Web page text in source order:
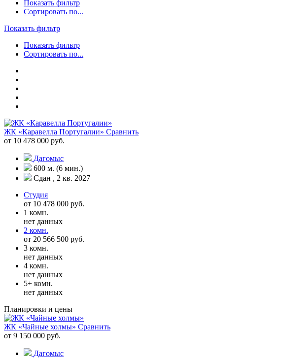
Показать фильтр
Сортировать по...
Показать фильтр
Показать фильтр
Сортировать по...
ЖК «Каравелла Португалии» Сравнить
от 10 478 000 руб.
Дагомыс
600 м. (6 мин.)
Сдан , 2 кв. 2027
Студия
от 10 478 000 руб.
1 комн.
нет данных
2 комн.
от 20 566 500 руб.
3 комн.
нет данных
4 комн.
нет данных
5+ комн.
нет данных
Планировки и цены
ЖК «Чайные холмы» Сравнить
от 9 150 000 руб.
Дагомыс